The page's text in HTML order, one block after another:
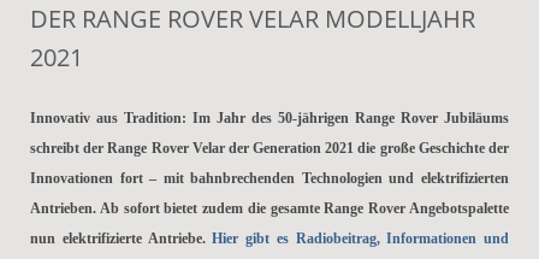
DER RANGE ROVER VELAR MODELLJAHR
2021
Innovativ aus Tradition: Im Jahr des 50-jährigen Range Rover Jubiläums
schreibt der Range Rover Velar der Generation 2021 die große Geschichte der
Innovationen fort – mit bahnbrechenden Technologien und elektrifizierten
Antrieben. Ab sofort bietet zudem die gesamte Range Rover Angebotspalette
nun elektrifizierte Antriebe.Hier gibt es Radiobeitrag, Informationen und